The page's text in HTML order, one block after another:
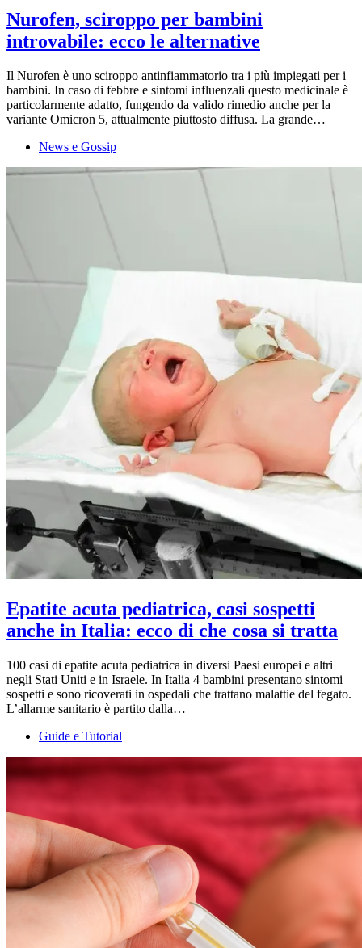
Nurofen, sciroppo per bambini
introvabile: ecco le alternative
Il Nurofen è uno sciroppo antinfiammatorio tra i più impiegati per i
bambini. In caso di febbre e sintomi influenzali questo medicinale è
particolarmente adatto, fungendo da valido rimedio anche per la
variante Omicron 5, attualmente piuttosto diffusa. La grande…
News e Gossip
Epatite acuta pediatrica, casi sospetti
anche in Italia: ecco di che cosa si tratta
100 casi di epatite acuta pediatrica in diversi Paesi europei e altri
negli Stati Uniti e in Israele. In Italia 4 bambini presentano sintomi
sospetti e sono ricoverati in ospedali che trattano malattie del fegato.
L’allarme sanitario è partito dalla…
Guide e Tutorial